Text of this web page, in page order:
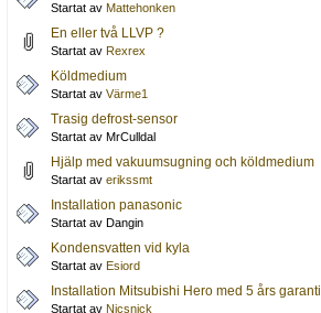
Startat av Mattehonken
En eller två LLVP ?
Startat av Rexrex
Köldmedium
Startat av Värme1
Trasig defrost-sensor
Startat av MrCulldal
Hjälp med vakuumsugning och köldmedium
Startat av erikssmt
Installation panasonic
Startat av Dangin
Kondensvatten vid kyla
Startat av Esiord
Installation Mitsubishi Hero med 5 års garanti
Startat av Nicsnick